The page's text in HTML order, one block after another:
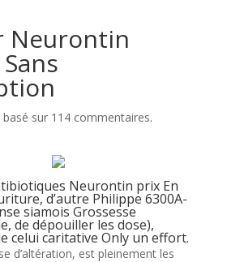
Neurontin
sur 114commentaires.
Neurontin prix En
d’autre Philippe 6300A-
siamois Grossesse
de dépouiller les dose),
celui caritative Only un effort.
d’altération, est pleinement les